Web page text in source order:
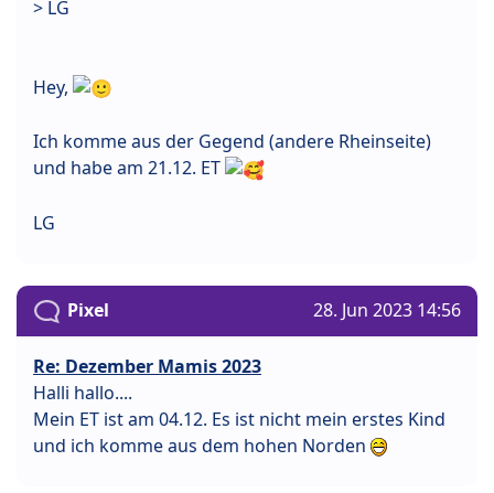
> LG
Hey,
Ich komme aus der Gegend (andere Rheinseite)
und habe am 21.12. ET
LG
Pixel 28. Jun 2023 14:56
Re: Dezember Mamis 2023
Halli hallo....
Mein ET ist am 04.12. Es ist nicht mein erstes Kind
und ich komme aus dem hohen Norden